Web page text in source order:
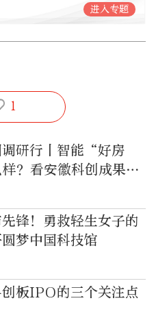
进入专题
1
研行丨智能“好房
？看安徽科创成果如
锋！勇救轻生女子的
梦中国科技馆
板IPO的三个关注点